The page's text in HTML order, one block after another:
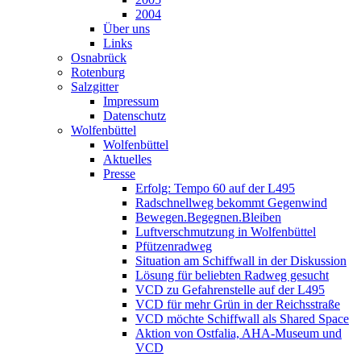
2004
Über uns
Links
Osnabrück
Rotenburg
Salzgitter
Impressum
Datenschutz
Wolfenbüttel
Wolfenbüttel
Aktuelles
Presse
Erfolg: Tempo 60 auf der L495
Radschnellweg bekommt Gegenwind
Bewegen.Begegnen.Bleiben
Luftverschmutzung in Wolfenbüttel
Pfützenradweg
Situation am Schiffwall in der Diskussion
Lösung für beliebten Radweg gesucht
VCD zu Gefahrenstelle auf der L495
VCD für mehr Grün in der Reichsstraße
VCD möchte Schiffwall als Shared Space
Aktion von Ostfalia, AHA-Museum und
VCD